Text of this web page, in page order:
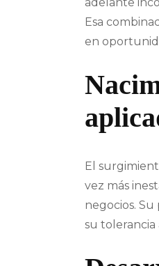
Esa
en
El
vez más
negocios.
su